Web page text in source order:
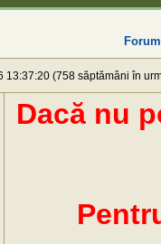
13:37:20 (758 săptămâni în
Dacă nu